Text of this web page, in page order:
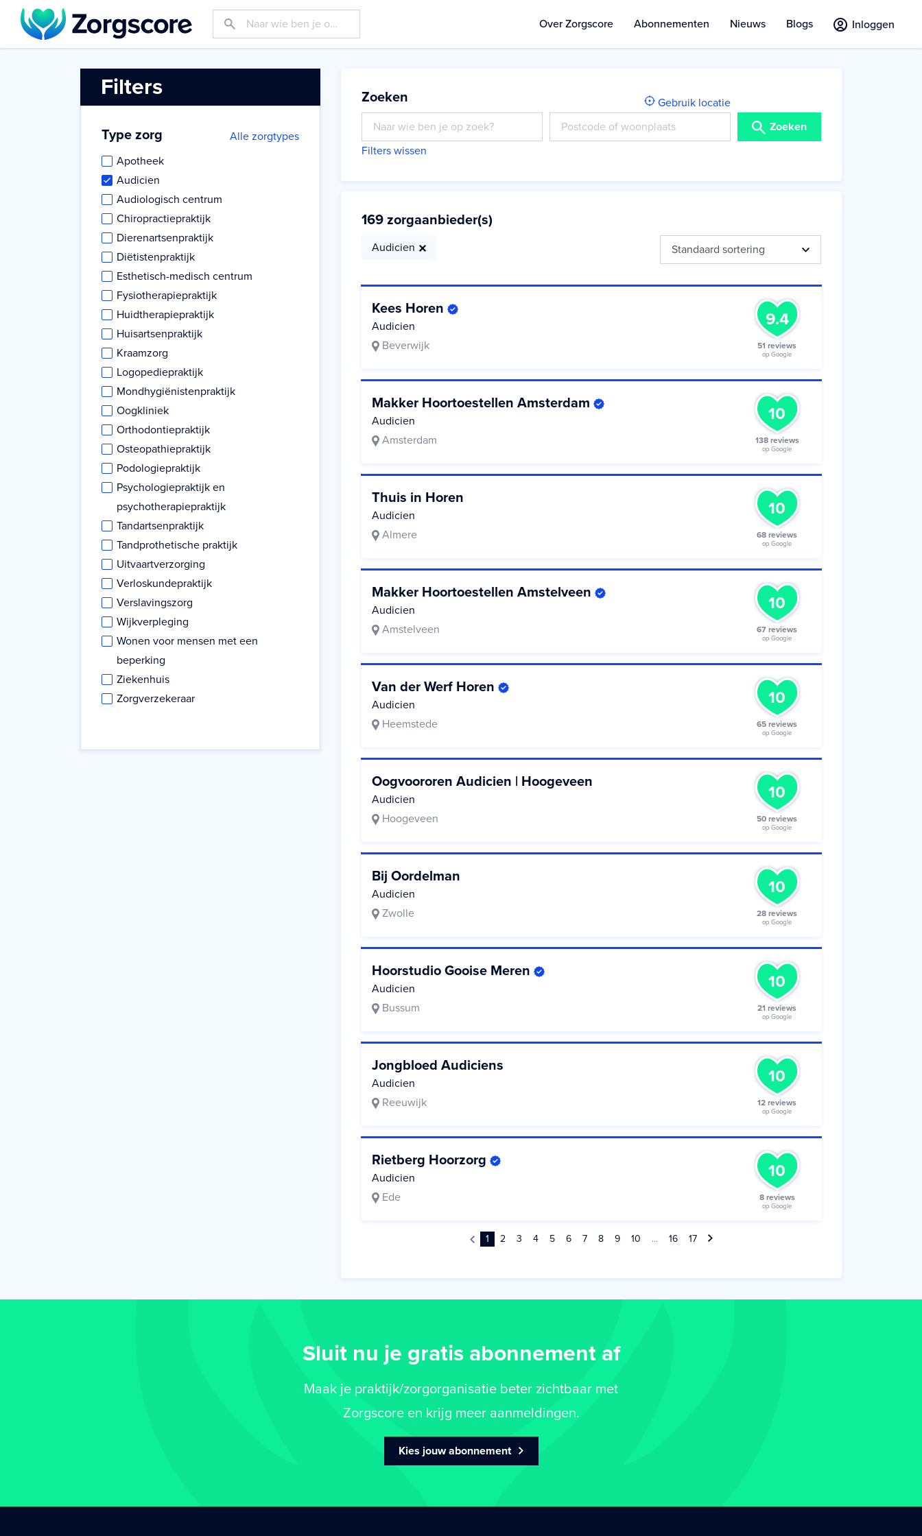
Over Zorgscore Abonnementen Nieuws Blogs Inloggen
Filters
Type zorg
Alle zorgtypes
Apotheek
Audicien
Audiologisch centrum
Chiropractiepraktijk
Dierenartsenpraktijk
Diëtistenpraktijk
Esthetisch-medisch centrum
Fysiotherapiepraktijk
Huidtherapiepraktijk
Huisartsenpraktijk
Kraamzorg
Logopediepraktijk
Mondhygiënistenpraktijk
Oogkliniek
Orthodontiepraktijk
Osteopathiepraktijk
Podologiepraktijk
Psychologiepraktijk en
psychotherapiepraktijk
Tandartsenpraktijk
Tandprothetische praktijk
Uitvaartverzorging
Verloskundepraktijk
Verslavingszorg
Wijkverpleging
Wonen voor mensen met een
beperking
Ziekenhuis
Zorgverzekeraar
Zoeken
Gebruik locatie
Zoeken
Filters wissen
169 zorgaanbieder(s)
Audicien
Kees Horen
Audicien
Beverwijk
9.4
51 reviews
op Google
Makker Hoortoestellen Amsterdam
Audicien
Amsterdam
10
138 reviews
op Google
Thuis in Horen
Audicien
Almere
10
68 reviews
op Google
Makker Hoortoestellen Amstelveen
Audicien
Amstelveen
10
67 reviews
op Google
Van der Werf Horen
Audicien
Heemstede
10
65 reviews
op Google
Oogvoororen Audicien | Hoogeveen
Audicien
Hoogeveen
10
50 reviews
op Google
Bij Oordelman
Audicien
Zwolle
10
28 reviews
op Google
Hoorstudio Gooise Meren
Audicien
Bussum
10
21 reviews
op Google
Jongbloed Audiciens
Audicien
Reeuwijk
10
12 reviews
op Google
Rietberg Hoorzorg
Audicien
Ede
10
8 reviews
op Google
1 2 3 4 5 6 7 8 9 10 ... 16 17
Sluit nu je gratis abonnement af
Maak je praktijk/zorgorganisatie beter zichtbaar met
Zorgscore en krijg meer aanmeldingen.
Kies jouw abonnement